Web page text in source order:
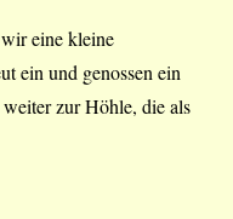
eine kleine
ein und genossen ein
zur Höhle, die als